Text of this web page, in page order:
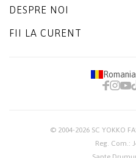
DESPRE NOI
FII LA CURENT
Romania
© 2004-2026 SC YOKKO
Reg. Com.: